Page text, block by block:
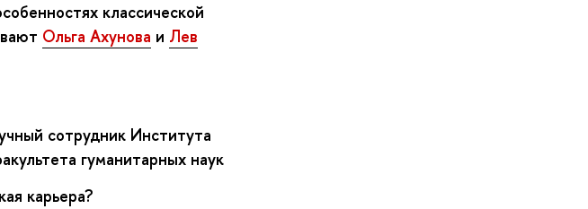
классической
Ольга Ахунова и Лев
сотрудник Института
гуманитарных наук
карьера?